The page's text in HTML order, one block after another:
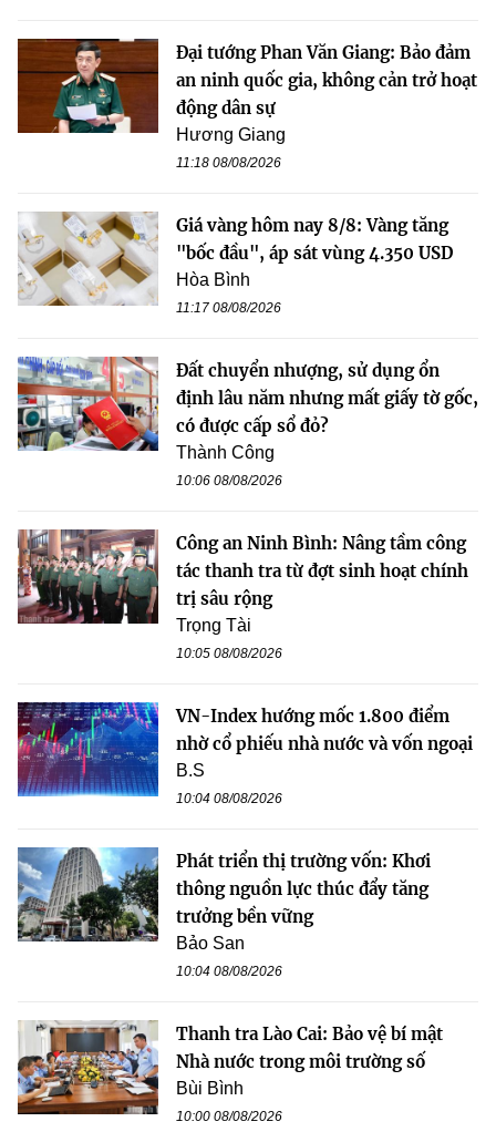
Đại tướng Phan Văn Giang: Bảo đảm
an ninh quốc gia, không cản trở hoạt
động dân sự
Hương Giang
11:18 08/08/2026
Giá vàng hôm nay 8/8: Vàng tăng
"bốc đầu", áp sát vùng 4.350 USD
Hòa Bình
11:17 08/08/2026
Đất chuyển nhượng, sử dụng ổn
định lâu năm nhưng mất giấy tờ gốc,
có được cấp sổ đỏ?
Thành Công
10:06 08/08/2026
Công an Ninh Bình: Nâng tầm công
tác thanh tra từ đợt sinh hoạt chính
trị sâu rộng
Trọng Tài
10:05 08/08/2026
VN-Index hướng mốc 1.800 điểm
nhờ cổ phiếu nhà nước và vốn ngoại
B.S
10:04 08/08/2026
Phát triển thị trường vốn: Khơi
thông nguồn lực thúc đẩy tăng
trưởng bền vững
Bảo San
10:04 08/08/2026
Thanh tra Lào Cai: Bảo vệ bí mật
Nhà nước trong môi trường số
Bùi Bình
10:00 08/08/2026